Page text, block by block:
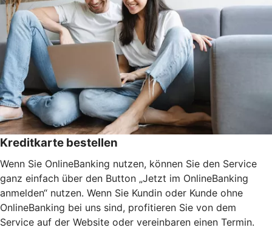
Kreditkarte bestellen
Wenn Sie OnlineBanking nutzen, können Sie den Service
ganz einfach über den Button „Jetzt im OnlineBanking
anmelden“ nutzen. Wenn Sie Kundin oder Kunde ohne
OnlineBanking bei uns sind, profitieren Sie von dem
Service auf der Website oder vereinbaren einen Termin.